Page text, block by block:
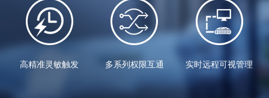
高精准灵敏触发 多系列权限互通 实时远程可视管理